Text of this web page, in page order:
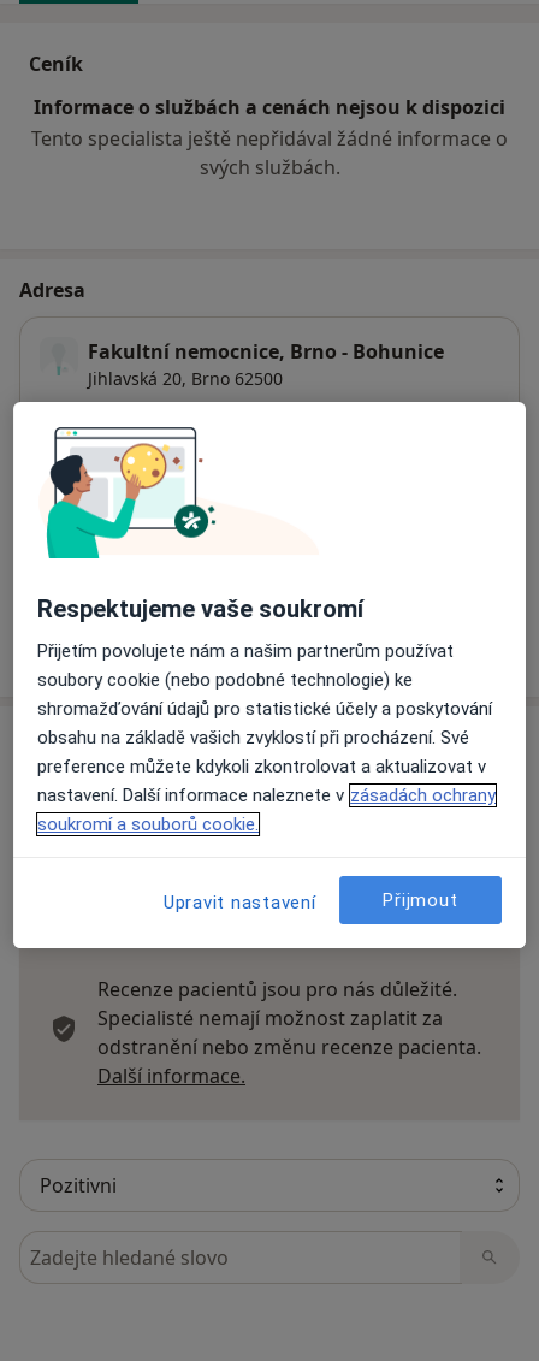
Ceník
Informace o službách a cenách nejsou k dispozici
Tento specialista ještě nepřidával žádné informace o
svých službách.
Adresa
Fakultní nemocnice, Brno - Bohunice
Jihlavská 20, Brno 62500
Dostupnost
Na této adrese online kalendář není aktivní
Co mám v takové situaci udělat?
Víceo adrese
Názory
Přidejte svůj názor
Recenze pacientů jsou pro nás důležité.
Specialisté nemají možnost zaplatit za
odstranění nebo změnu recenze pacienta.
Další informace.
Hledejte v názorech
Respektujeme vaše soukromí
Přijetím povolujete nám a našim partnerům používat
soubory cookie (nebo podobné technologie) ke
shromažďování údajů pro statistické účely a poskytování
obsahu na základě vašich zvyklostí při procházení. Své
preference můžete kdykoli zkontrolovat a aktualizovat v
nastavení. Další informace naleznete v zásadách ochrany
soukromí a souborů cookie.
Upravit nastavení Přijmout